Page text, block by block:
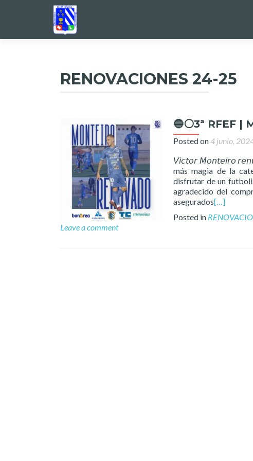
RENOVACIONES 24-25
🔵⚪️3ª RFEF
Posted on4 junio,
𝘝𝘪𝘤𝘵𝘰𝘳 𝘔𝘰𝘯𝘵𝘦𝘪𝘳𝘰
más magia de la
disfrutar de un
agradecido del
asegurados[…]
Posted in
Leave a comment